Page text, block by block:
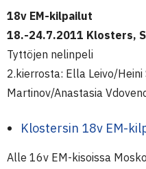
18v EM-kilpailut
18.-24.7.2011 Klosters,
Tyttöjen nelinpeli
2.kierrosta: Ella Leivo/
Martinov/Anastasia
Klostersin 18v EM-
Alle 16v EM-kisoissa